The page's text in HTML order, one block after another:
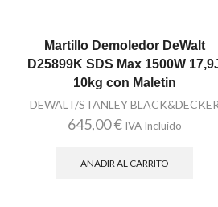
Martillo Demoledor DeWalt
D25899K SDS Max 1500W
10kg con Maletin
DEWALT/STANLEY BLACK&DECKER
645,00€ IVA Incluido
AÑADIR AL CARRITO